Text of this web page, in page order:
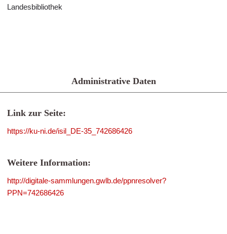
Landesbibliothek
Administrative Daten
Link zur Seite:
https://ku-ni.de/isil_DE-35_742686426
Weitere Information:
http://digitale-sammlungen.gwlb.de/ppnresolver?
PPN=742686426